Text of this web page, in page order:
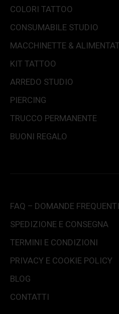
COLORI TATTOO
CONSUMABILE STUDIO
MACCHINETTE &
KIT TATTOO
ARREDO STUDIO
PIERCING
TRUCCO PERMANENTE
BUONI REGALO
FAQ – DOMANDE FREQUENTI
SPEDIZIONE E CONSEGNA
TERMINI E CONDIZIONI
PRIVACY E COOKIE POLICY
BLOG
CONTATTI